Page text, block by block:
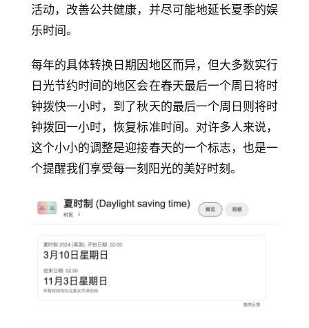
活动，改善公共健康，并尽可能地延长夏季的娱
乐时间。
每年的具体转换日期因地区而异，但大多数实行
日光节约时间的地区会在春天最后一个周日将时
钟拨快一小时，到了秋天的最后一个周日则将时
钟拨回一小时，恢复标准时间。对许多人来说，
这个小小的调整是迎接春天的一个标志，也是一
个提醒我们享受每一刻阳光的美好时刻。